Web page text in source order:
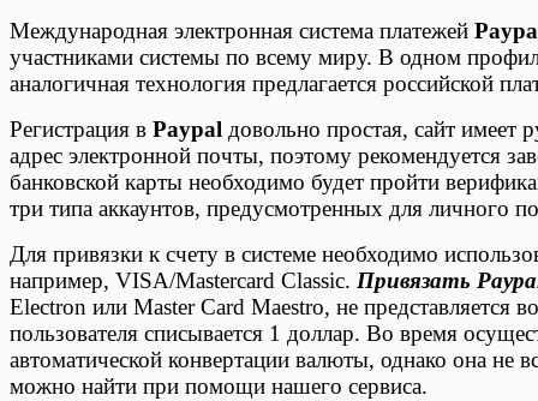
Международная электронная система платежей
участниками системы по всему миру. В одном
аналогичная технология предлагается российской
Регистрация в Paypal довольно простая, сайт имеет
адрес электронной почты, поэтому рекомендуется
банковской карты необходимо будет пройти
три типа аккаунтов, предусмотренных для личного
Для привязки к счету в системе необходимо
например, VISA/Mastercard Classic. Привязать
Electron или Master Card Maestro, не представляется
пользователя списывается 1 доллар. Во время
автоматической конвертации валюты, однако она
можно найти при помощи нашего сервиса.